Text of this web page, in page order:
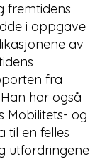
fremtidens
i oppgave
av
fra
har også
Mobilitets- og
til en felles
utfordringene